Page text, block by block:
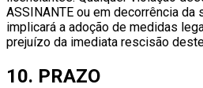
ASSINANTE ou em decorrência
implicará a adoção de medidas
prejuízo da imediata rescisão
10. PRAZO